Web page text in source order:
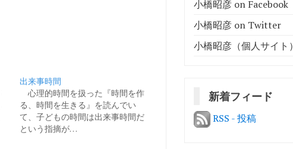
出来事時間
心理的時間を扱った『時間を作
る、時間を生きる』を読んでい
て、子どもの時間は出来事時間だ
という指摘が…
小橋昭彦 on Facebook
小橋昭彦 on Twitter
小橋昭彦（個人サイト）
新着フィード
RSS - 投稿